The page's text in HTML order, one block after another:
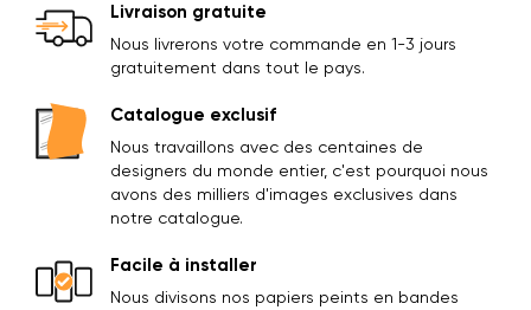
Livraison gratuite
Nous livrerons votre commande en 1-3 jours
gratuitement dans tout le pays.
Catalogue exclusif
Nous travaillons avec des centaines de
designers du monde entier, c'est pourquoi nous
avons des milliers d'images exclusives dans
notre catalogue.
Facile à installer
Nous divisons nos papiers peints en bandes